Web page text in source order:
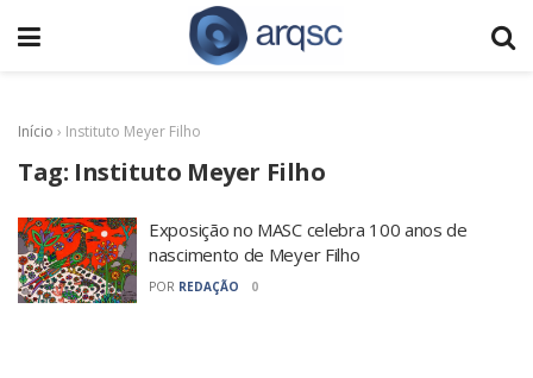
Início › Instituto Meyer Filho
Tag: Instituto Meyer Filho
Exposição no MASC celebra 100 anos de
nascimento de Meyer Filho
POR REDAÇÃO 0